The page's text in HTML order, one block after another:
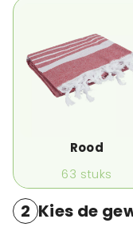
Rood
63 stuks
2 Kies de